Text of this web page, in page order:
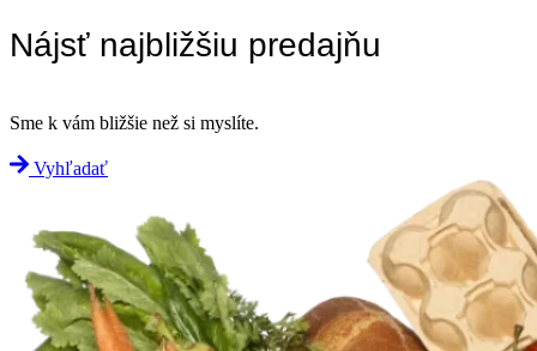
Nájsť najbližšiu predajňu
Sme k vám bližšie než si myslíte.
Vyhľadať